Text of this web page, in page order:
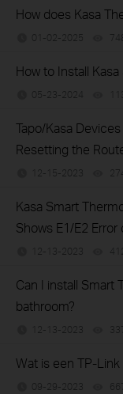
How does Kasa
01-02-2025
How to Install
05-23-2024
Tapo/Kasa
Resetting the
12-15-2023
Kasa Smart
Shows E1/E2 Error
12-13-2023
Can I install Smart
bathroom?
12-13-2023
Wat is een TP-
09-29-2023